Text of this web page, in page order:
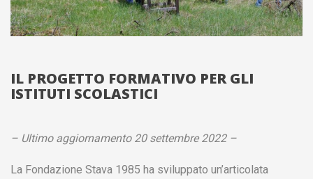
IL PROGETTO FORMATIVO PER GLI
ISTITUTI SCOLASTICI
– Ultimo aggiornamento 20 settembre 2022 –
La Fondazione Stava 1985 ha sviluppato un’articolata